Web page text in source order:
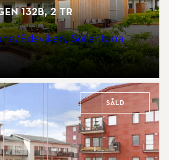
132B, 2 tr
Edsviken, Sollentuna
Såld